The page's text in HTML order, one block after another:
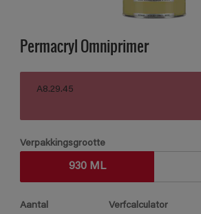
Permacryl Omniprimer
A8.29.45
Verpakkingsgrootte
930 ML
Aantal Verfcalculator